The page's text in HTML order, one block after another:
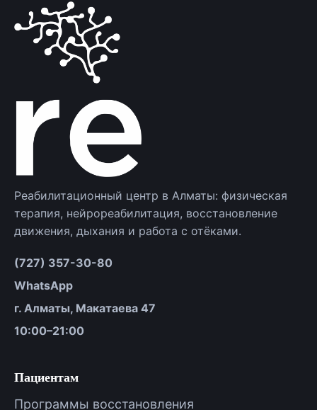
Реабилитационный центр в Алматы: физическая
терапия, нейрореабилитация, восстановление
движения, дыхания и работа с отёками.
(727) 357-30-80
WhatsApp
г. Алматы, Макатаева 47
10:00–21:00
Пациентам
Программы восстановления